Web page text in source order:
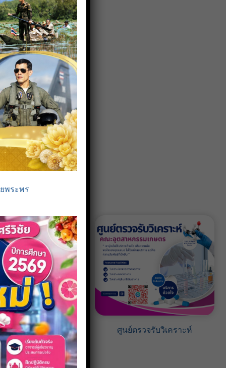
บสารสนเทศ ศูนย์ตรวจรับวิเคราะห์
พระพร